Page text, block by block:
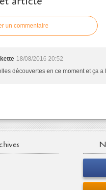
un commentaire
18/08/2016 20:52
découvertes en ce moment et ça